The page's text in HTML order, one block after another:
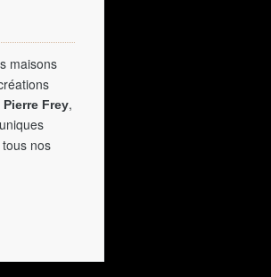
maisons
Pierre Frey,
nos